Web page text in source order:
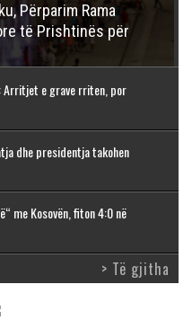
Përparim Rama
të Prishtinës për
Arritjet e grave rriten, por
dhe presidentja takohen
me Kosovën, fiton 4:0 në
> Të gjitha